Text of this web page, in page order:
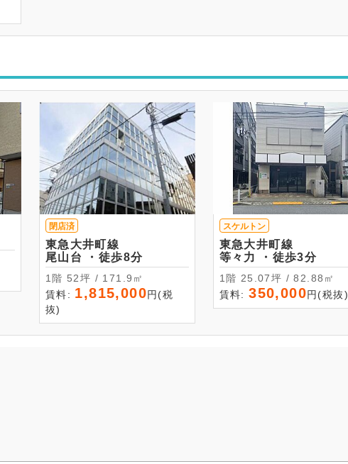
閉店済
東急大井町線
尾山台 ・徒歩8分
1階 52坪 / 171.9㎡
賃料: 1,815,000円(税
抜)
スケルトン
東急大井町線
等々力 ・徒歩3分
1階 25.07坪 / 82.88㎡
賃料:350,000円(税抜)